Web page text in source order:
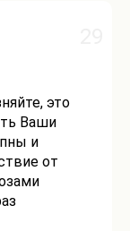
это
Ваши
и
от